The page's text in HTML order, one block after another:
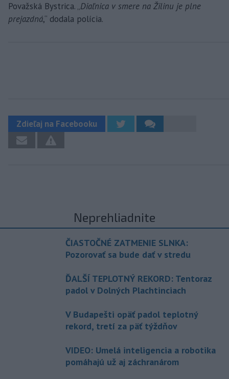
Považská Bystrica. „Diaľnica v smere na Žilinu je plne
prejazdná,“ dodala polícia.
Zdieľaj na Facebooku
Neprehliadnite
ČIASTOČNÉ ZATMENIE SLNKA:
Pozorovať sa bude dať v stredu
ĎALŠÍ TEPLOTNÝ REKORD: Tentoraz
padol v Dolných Plachtinciach
V Budapešti opäť padol teplotný
rekord, tretí za päť týždňov
VIDEO: Umelá inteligencia a robotika
pomáhajú už aj záchranárom